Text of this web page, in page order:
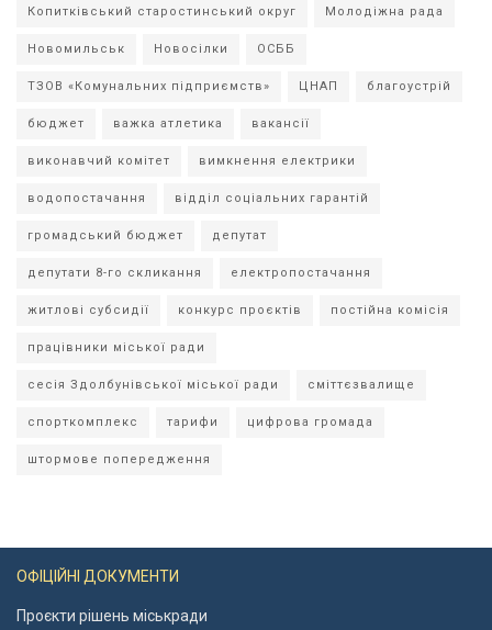
Копитківський старостинський округ Молодіжна рада
Новомильськ Новосілки ОСББ
ТЗОВ «Комунальних підприємств» ЦНАП благоустрій
бюджет важка атлетика вакансії
виконавчий комітет вимкнення електрики
водопостачання відділ соціальних гарантій
громадський бюджет депутат
депутати 8-го скликання електропостачання
житлові субсидії конкурс проєктів постійна комісія
працівники міської ради
сесія Здолбунівської міської ради сміттєзвалище
спорткомплекс тарифи цифрова громада
штормове попередження
ОФІЦІЙНІ ДОКУМЕНТИ
Проєкти рішень міськради